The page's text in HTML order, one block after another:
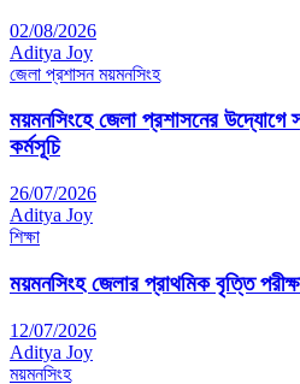
02/08/2026
Aditya Joy
জেলা প্রশাসন ময়মনসিংহ
ময়মনসিংহে জেলা প্রশাসনের উদ্যোগে
কর্মসূচি
26/07/2026
Aditya Joy
শিক্ষা
ময়মনসিংহ জেলার প্রাথমিক বৃত্তি
12/07/2026
Aditya Joy
ময়মনসিংহ